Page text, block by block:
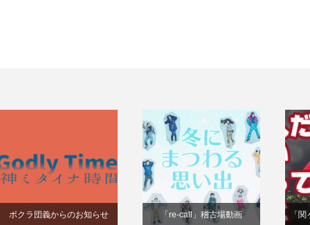
ボクラ団義からのお知らせ 「re-call」稽古場動画 「